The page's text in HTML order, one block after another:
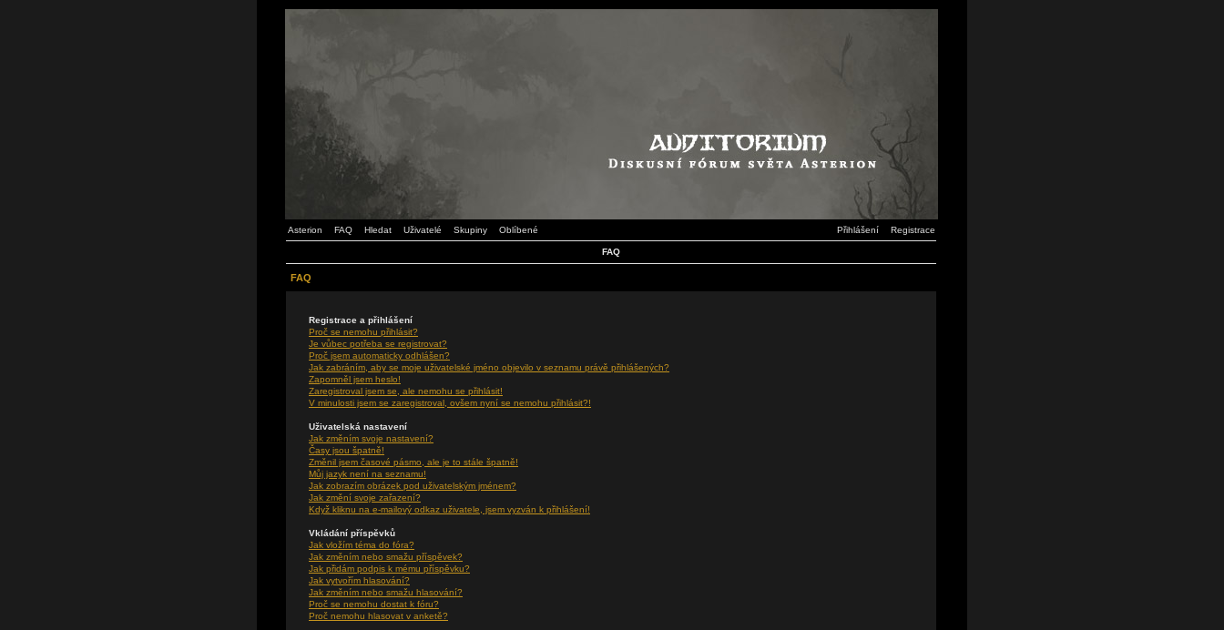
Asterion FAQ Hledat Uživatelé Skupiny Oblíbené Přihlášení Registrace
FAQ
FAQ
Registrace a přihlášení
Proč se nemohu přihlásit?
Je vůbec potřeba se registrovat?
Proč jsem automaticky odhlášen?
Jak zabráním, aby se moje uživatelské jméno objevilo v seznamu právě přihlášených?
Zapomněl jsem heslo!
Zaregistroval jsem se, ale nemohu se přihlásit!
V minulosti jsem se zaregistroval, ovšem nyní se nemohu přihlásit?!
Uživatelská nastavení
Jak změním svoje nastavení?
Časy jsou špatně!
Změnil jsem časové pásmo, ale je to stále špatně!
Můj jazyk není na seznamu!
Jak zobrazím obrázek pod uživatelským jménem?
Jak změní svoje zařazení?
Když kliknu na e-mailový odkaz uživatele, jsem vyzván k přihlášení!
Vkládání příspěvků
Jak vložím téma do fóra?
Jak změním nebo smažu příspěvek?
Jak přidám podpis k mému příspěvku?
Jak vytvořím hlasování?
Jak změním nebo smažu hlasování?
Proč se nemohu dostat k fóru?
Proč nemohu hlasovat v anketě?